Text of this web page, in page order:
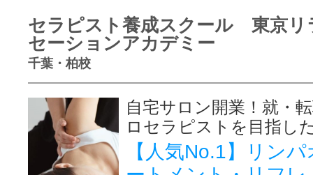
セラピスト養成スクール 東京リ
セーションアカデミー
千葉・柏校
自宅サロン開業！就・
ロセラピストを目指し
【人気No.1】リン